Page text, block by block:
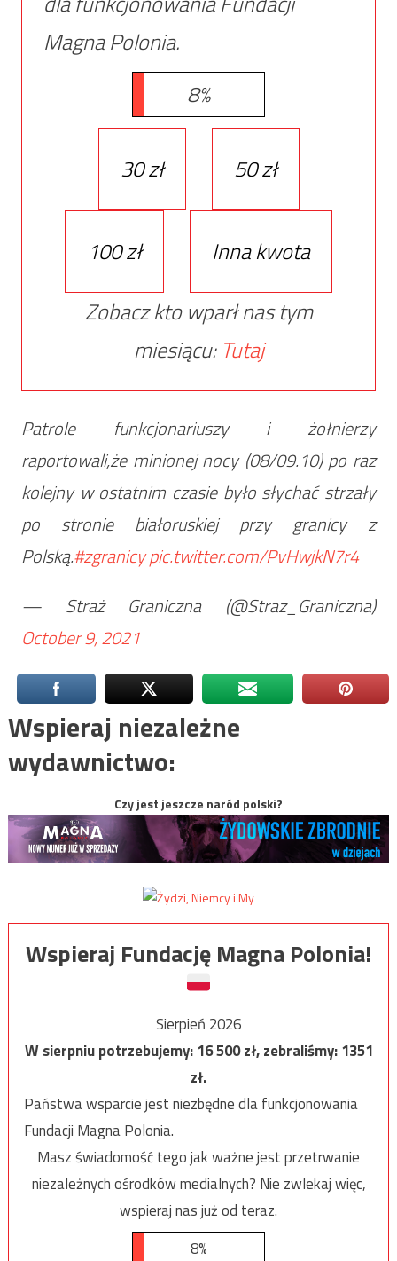
Magna Polonia.
8%
30 zł 50 zł
100 zł
Inna kwota
Zobacz kto wparł nas tym
miesiącu: Tutaj
Patrole funkcjonariuszy i żołnierzy
raportowali,że minionej nocy (08/09.10) po raz
kolejny w ostatnim czasie było słychać strzały
po stronie białoruskiej przy granicy z
Polską.#zgranicypic.twitter.com/PvHwjkN7r4
— Straż Graniczna (@Straz_Graniczna)
October 9, 2021
Wspieraj niezależne
wydawnictwo:
Czy jest jeszcze naród polski?
Wspieraj Fundację Magna Polonia!
Sierpień 2026
W sierpniu potrzebujemy:16 500zł, zebraliśmy:1351
zł.
Państwa wsparcie jest niezbędne dla funkcjonowania
Fundacji Magna Polonia.
Masz świadomość tego jak ważne jest przetrwanie
niezależnych ośrodków medialnych? Nie zwlekaj więc,
wspieraj nas już od teraz.
8%